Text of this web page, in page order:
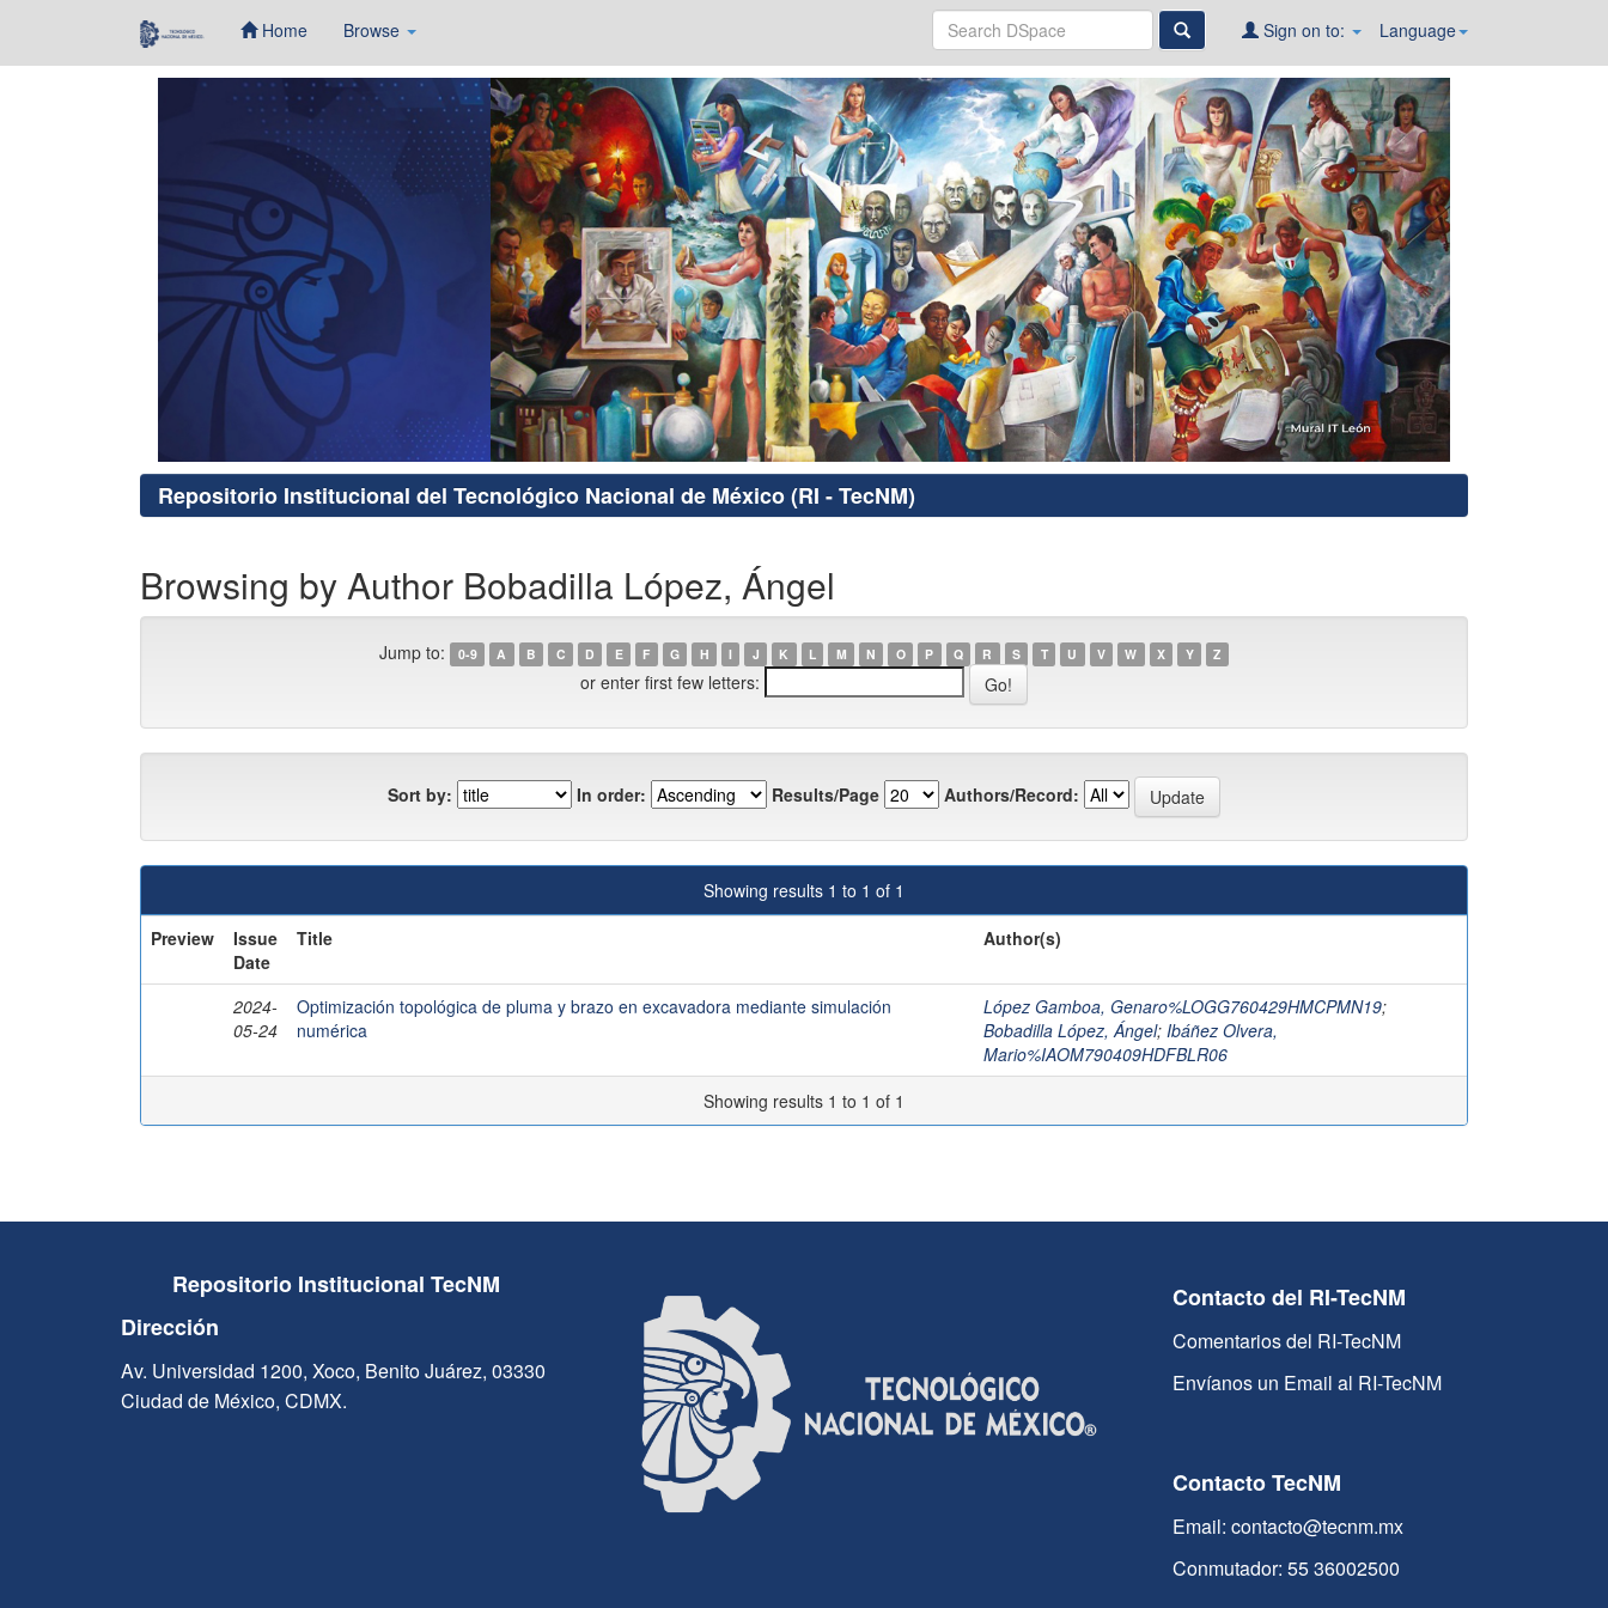
Home Browse Language
Sign on to:
Repositorio Institucional del Tecnológico Nacional de México (RI - TecNM)
Browsing by Author Bobadilla López, Ángel
Jump to: 0-9 A B C D E F G H I J K L M N O P Q R S T U V W X Y Z
or enter first few letters:
Sort by: In order: Results/Page Authors/Record:
Showing results 1 to 1 of 1
Preview
Issue
Date
Title Author(s)
2024-
05-24
Optimización topológica de pluma y brazo en excavadora mediante simulación
numérica
López Gamboa, Genaro%LOGG760429HMCPMN19;
Bobadilla López, Ángel; Ibáñez Olvera,
Mario%IAOM790409HDFBLR06
Showing results 1 to 1 of 1
Repositorio Institucional TecNM
Dirección
Av. Universidad 1200, Xoco, Benito Juárez, 03330
Ciudad de México, CDMX.
Contacto del RI-TecNM
Comentarios del RI-TecNM
Envíanos un Email al RI-TecNM
Contacto TecNM
Email: contacto@tecnm.mx
Conmutador: 55 36002500